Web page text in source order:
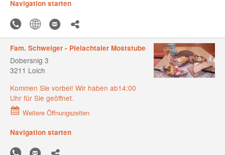
Navigation starten
Fam. Schweiger - Pielachtaler Moststube
Dobersnig 3
3211 Loich
Kommen Sie vorbei! Wir haben ab14:00
Uhr für Sie geöffnet.
Weitere Öffnungszeiten
Navigation starten